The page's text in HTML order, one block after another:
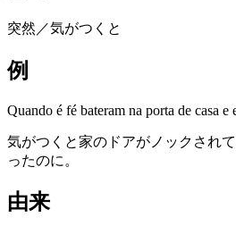
突然／気がつくと
例
Quando é fé bateram na porta de casa e
気がつくと家のドアがノックされ
ったのに。
由来